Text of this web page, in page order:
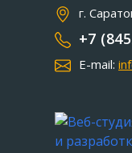
г.
+7
E-mail: